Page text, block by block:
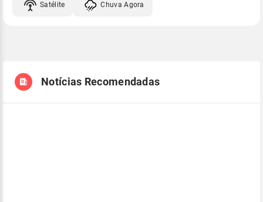
Satélite Chuva Agora
Notícias Recomendadas